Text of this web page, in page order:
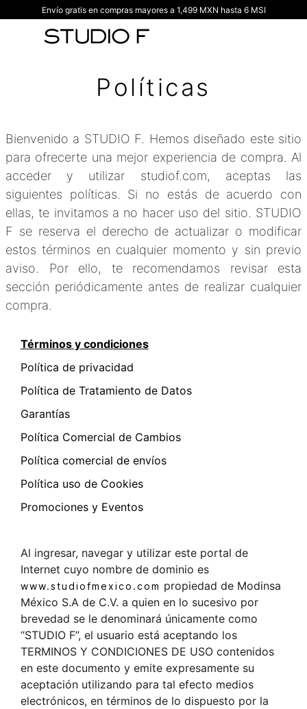
Envío gratis en compras mayores a 1,499 MXN hasta 6 MSI
Políticas
Bienvenido a STUDIO F. Hemos diseñado este sitio
para ofrecerte una mejor experiencia de compra. Al
acceder y utilizar studiof.com, aceptas las
siguientes políticas. Si no estás de acuerdo con
ellas, te invitamos a no hacer uso del sitio. STUDIO
F se reserva el derecho de actualizar o modificar
estos términos en cualquier momento y sin previo
aviso. Por ello, te recomendamos revisar esta
sección periódicamente antes de realizar cualquier
compra.
Términos y condiciones
Política de privacidad
Política de Tratamiento de Datos
Garantías
Política Comercial de Cambios
Política comercial de envíos
Política uso de Cookies
Promociones y Eventos
Al ingresar, navegar y utilizar este portal de
Internet cuyo nombre de dominio es
www.studiofmexico.com propiedad de Modinsa
México S.A de C.V. a quien en lo sucesivo por
brevedad se le denominará únicamente como
“STUDIO F”, el usuario está aceptando los
TERMINOS Y CONDICIONES DE USO contenidos
en este documento y emite expresamente su
aceptación utilizando para tal efecto medios
electrónicos, en términos de lo dispuesto por la
TÉRMINOS MÁS BUSCADOS
vestidos
5
blazer
6.
falda
7.
body studio f
8.
blusa
.
short
10. botas